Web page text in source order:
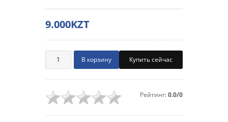
9.000KZT
Купить сейчас
Рейтинг:0.0/0